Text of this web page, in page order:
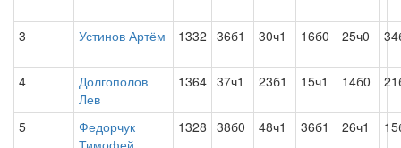
3 Устинов Артём 1332 36б1 30ч1 16б0 25ч0
4
Долгополов
Лев
1364 37ч1 23б1 15ч1 14б0
5
Федорчук
Тимофей
1328 38б0 48ч1 36б1 26ч1